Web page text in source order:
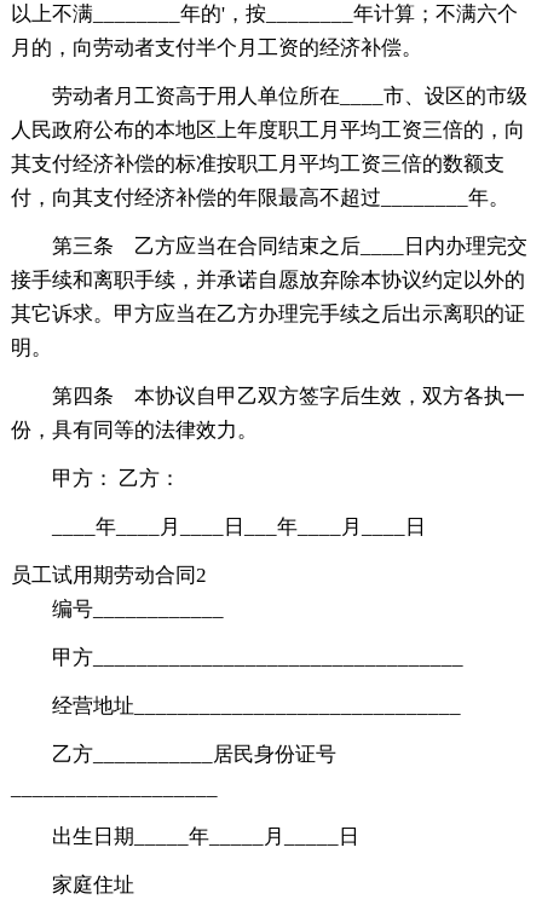
以上不满________年的'，按________年计算；不满六个
月的，向劳动者支付半个月工资的经济补偿。
劳动者月工资高于用人单位所在____市、设区的市级
人民政府公布的本地区上年度职工月平均工资三倍的，向
其支付经济补偿的标准按职工月平均工资三倍的数额支
付，向其支付经济补偿的年限最高不超过________年。
第三条 乙方应当在合同结束之后____日内办理完交
接手续和离职手续，并承诺自愿放弃除本协议约定以外的
其它诉求。甲方应当在乙方办理完手续之后出示离职的证
明。
第四条 本协议自甲乙双方签字后生效，双方各执一
份，具有同等的法律效力。
甲方： 乙方：
____年____月____日___年____月____日
员工试用期劳动合同2
编号____________
甲方__________________________________
经营地址______________________________
乙方___________居民身份证号
出生日期_____年_____月_____日
家庭住址